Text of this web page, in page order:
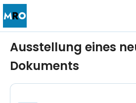
Ausstellung eines
Dokuments